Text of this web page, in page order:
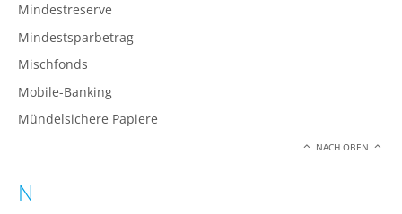
Mindestreserve
Mindestsparbetrag
Mischfonds
Mobile-Banking
Mündelsichere Papiere
NACH OBEN
N